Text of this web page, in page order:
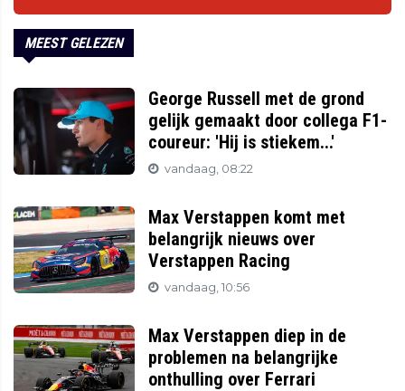
MEEST GELEZEN
George Russell met de grond
gelijk gemaakt door collega F1-
coureur: 'Hij is stiekem...'
vandaag, 08:22
Max Verstappen komt met
belangrijk nieuws over
Verstappen Racing
vandaag, 10:56
Max Verstappen diep in de
problemen na belangrijke
onthulling over Ferrari